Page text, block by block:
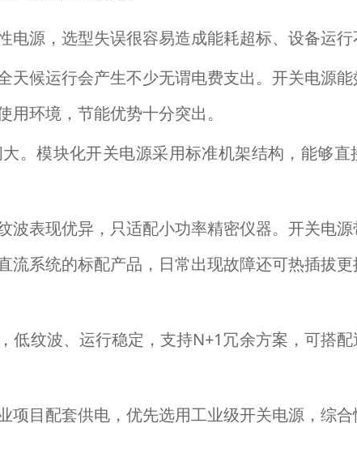
源，选型失误很容易造成能耗超标、设备运行
天候运行会产生不少无谓电费支出。开关电源
环境，节能优势十分突出。
。模块化开关电源采用标准机架结构，能够直
波表现优异，只适配小功率精密仪器。开关电
系统的标配产品，日常出现故障还可热插拔更
纹波、运行稳定，支持N+1冗余方案，可搭配
项目配套供电，优先选用工业级开关电源，综